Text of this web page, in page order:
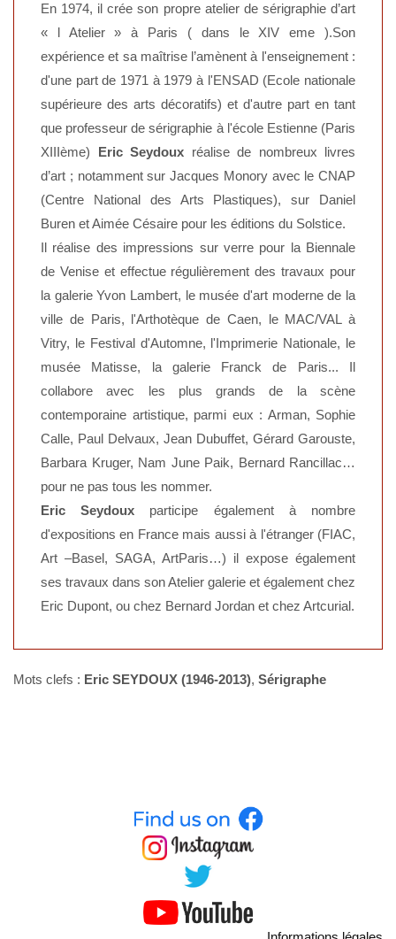
En 1974, il crée son propre atelier de sérigraphie d’art
« l Atelier » à Paris ( dans le XIV eme ).Son
expérience et sa maîtrise l’amènent à l'enseignement :
d'une part de 1971 à 1979 à l'ENSAD (Ecole nationale
supérieure des arts décoratifs) et d'autre part en tant
que professeur de sérigraphie à l'école Estienne (Paris
XIIIème) Eric Seydoux réalise de nombreux livres
d’art ; notamment sur Jacques Monory avec le CNAP
(Centre National des Arts Plastiques), sur Daniel
Buren et Aimée Césaire pour les éditions du Solstice.
Il réalise des impressions sur verre pour la Biennale
de Venise et effectue régulièrement des travaux pour
la galerie Yvon Lambert, le musée d'art moderne de la
ville de Paris, l'Arthotèque de Caen, le MAC/VAL à
Vitry, le Festival d'Automne, l'Imprimerie Nationale, le
musée Matisse, la galerie Franck de Paris... Il
collabore avec les plus grands de la scène
contemporaine artistique, parmi eux : Arman, Sophie
Calle, Paul Delvaux, Jean Dubuffet, Gérard Garouste,
Barbara Kruger, Nam June Paik, Bernard Rancillac…
pour ne pas tous les nommer.
Eric Seydoux participe également à nombre
d'expositions en France mais aussi à l'étranger (FIAC,
Art –Basel, SAGA, ArtParis…) il expose également
ses travaux dans son Atelier galerie et également chez
Eric Dupont, ou chez Bernard Jordan et chez Artcurial.
Mots clefs : Eric SEYDOUX (1946-2013), Sérigraphe